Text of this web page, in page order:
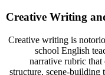
Creative Writing
Creative writing is
school English
narrative rubric that
structure, scene-building